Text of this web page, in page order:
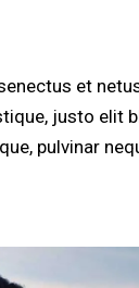
et
justo elit
pulvinar